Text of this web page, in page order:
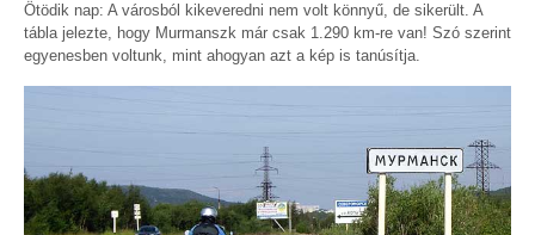
Ötödik nap: A városból kikeveredni nem volt könnyű, de sikerült. A
tábla jelezte, hogy Murmanszk már csak 1.290 km-re van! Szó szerint
egyenesben voltunk, mint ahogyan azt a kép is tanúsítja.